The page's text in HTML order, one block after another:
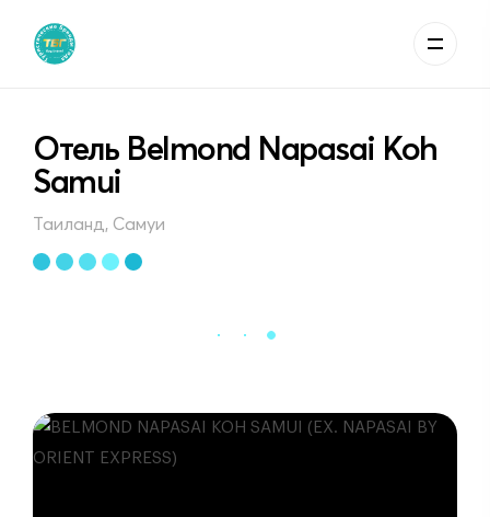
Отель Belmond Napasai Koh
Samui
Таиланд, Самуи